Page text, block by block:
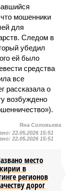
мошенники
для
Следом в
убедил
ей было
средства
все
рассказала о
возбуждено
Яна Соловьева
22.05.2026 15:51
22.05.2026 15:51
место
в
регионов
дорог